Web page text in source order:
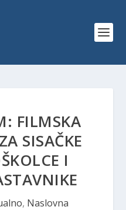
FILMSKA
SISAČKE
I
, Naslovna